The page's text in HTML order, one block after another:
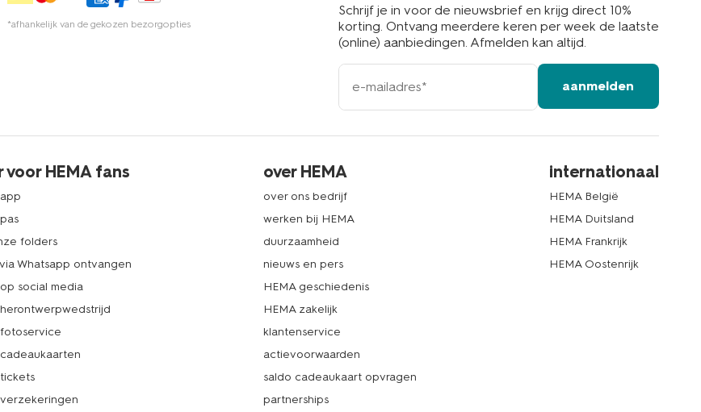
*afhankelijk van de gekozen bezorgopties
Schrijf je in voor de nieuwsbrief en krijg direct 10%
korting. Ontvang meerdere keren per week de laatste
(online) aanbiedingen. Afmelden kan altijd.
e-
mailadres
aanmelden
voor HEMA fans
folders
Whatsapp ontvangen
social media
herontwerpwedstrijd
fotoservice
cadeaukaarten
verzekeringen
over HEMA
over ons bedrijf
werken bij HEMA
duurzaamheid
nieuws en pers
HEMA geschiedenis
HEMA zakelijk
klantenservice
actievoorwaarden
saldo cadeaukaart opvragen
partnerships
internationaal
HEMA België
HEMA Duitsland
HEMA Frankrijk
HEMA Oostenrijk